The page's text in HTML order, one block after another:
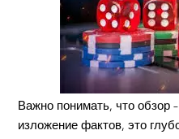
Важно понимать, что обзор
изложение фактов, это